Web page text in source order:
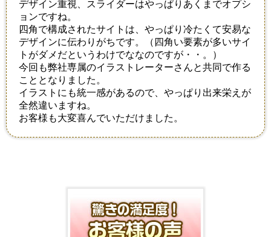
デザイン重視、スライダーはやっぱりあくまでオプシ
ョンですね。
四角で構成されたサイトは、やっぱり冷たくて安易な
デザインに伝わりがちです。（四角い要素が多いサイ
トがダメだというわけでななのですが・・。）
今回も弊社専属のイラストレーターさんと共同で作る
こととなりました。
イラストにも統一感があるので、やっぱり出来栄えが
全然違いますね。
お客様も大変喜んでいただけました。